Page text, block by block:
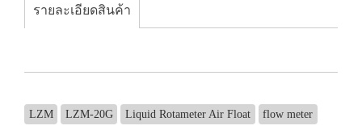
รายละเอียดสินค้า
LZM LZM-20G Liquid Rotameter Air Float flow meter